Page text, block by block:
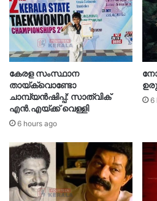
കേരള സംസ്ഥാന
തായ്‌ക്വൊണ്ടോ
ചാമ്പ്യൻഷിപ്പ്: സാത്വിക്
എൻ.എയ്ക്ക് വെള്ളി
6 hours ago
6